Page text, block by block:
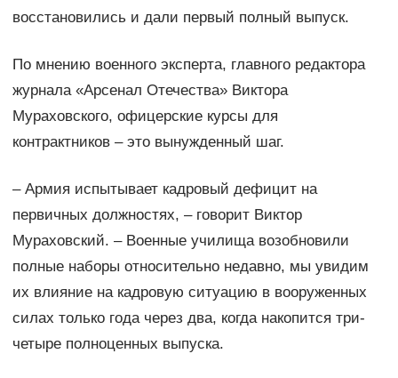
восстановились и дали первый полный выпуск.
По мнению военного эксперта, главного редактора
журнала «Арсенал Отечества» Виктора
Мураховского, офицерские курсы для
контрактников – это вынужденный шаг.
– Армия испытывает кадровый дефицит на
первичных должностях, – говорит Виктор
Мураховский. – Военные училища возобновили
полные наборы относительно недавно, мы увидим
их влияние на кадровую ситуацию в вооруженных
силах только года через два, когда накопится три-
четыре полноценных выпуска.